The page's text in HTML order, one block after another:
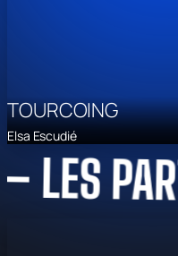
TOURCOING
Elsa Escudié